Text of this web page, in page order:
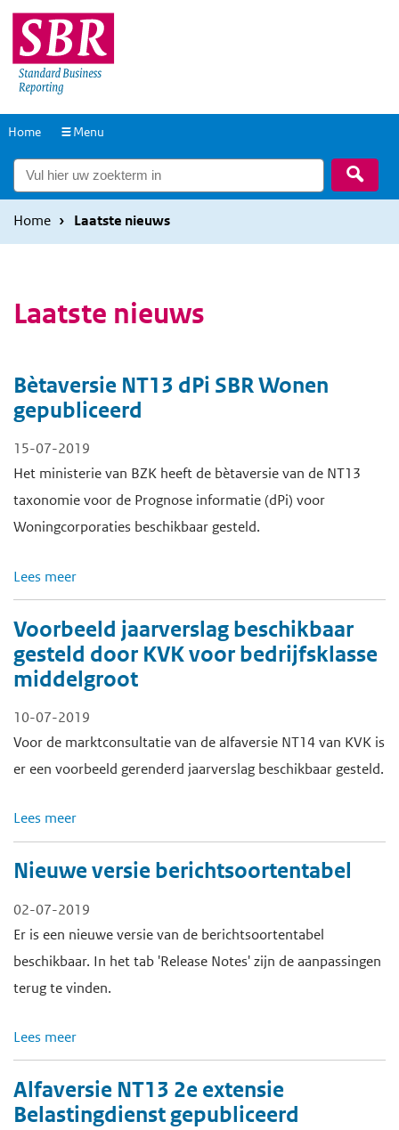
Overslaan
en
naar
inhoud
Overslaan
en
naar
hoofdnavigatie
Naar
homepage
Home Menu
Home Laatste nieuws
Laatste nieuws
Bètaversie NT13 dPi SBR Wonen
gepubliceerd
15-07-2019
Het ministerie van BZK heeft de bètaversie van de NT13
taxonomie voor de Prognose informatie (dPi) voor
Woningcorporaties beschikbaar gesteld.
Lees meer
Voorbeeld jaarverslag beschikbaar
gesteld door KVK voor bedrijfsklasse
middelgroot
10-07-2019
Voor de marktconsultatie van de alfaversie NT14 van KVK is
er een voorbeeld gerenderd jaarverslag beschikbaar gesteld.
Lees meer
Nieuwe versie berichtsoortentabel
02-07-2019
Er is een nieuwe versie van de berichtsoortentabel
beschikbaar. In het tab 'Release Notes' zijn de aanpassingen
terug te vinden.
Lees meer
Alfaversie NT13 2e extensie
Belastingdienst gepubliceerd